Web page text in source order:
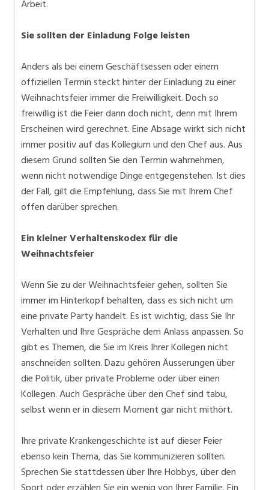
Arbeit.
Sie sollten der Einladung Folge leisten
Anders als bei einem Geschäftsessen oder einem
offiziellen Termin steckt hinter der Einladung zu einer
Weihnachtsfeier immer die Freiwilligkeit. Doch so
freiwillig ist die Feier dann doch nicht, denn mit Ihrem
Erscheinen wird gerechnet. Eine Absage wirkt sich nicht
immer positiv auf das Kollegium und den Chef aus. Aus
diesem Grund sollten Sie den Termin wahrnehmen,
wenn nicht notwendige Dinge entgegenstehen. Ist dies
der Fall, gilt die Empfehlung, dass Sie mit Ihrem Chef
offen darüber sprechen.
Ein kleiner Verhaltenskodex für die
Weihnachtsfeier
Wenn Sie zu der Weihnachtsfeier gehen, sollten Sie
immer im Hinterkopf behalten, dass es sich nicht um
eine private Party handelt. Es ist wichtig, dass Sie Ihr
Verhalten und Ihre Gespräche dem Anlass anpassen. So
gibt es Themen, die Sie im Kreis Ihrer Kollegen nicht
anschneiden sollten. Dazu gehören Äusserungen über
die Politik, über private Probleme oder über einen
Kollegen. Auch Gespräche über den Chef sind tabu,
selbst wenn er in diesem Moment gar nicht mithört.
Ihre private Krankengeschichte ist auf dieser Feier
ebenso kein Thema, das Sie kommunizieren sollten.
Sprechen Sie stattdessen über Ihre Hobbys, über den